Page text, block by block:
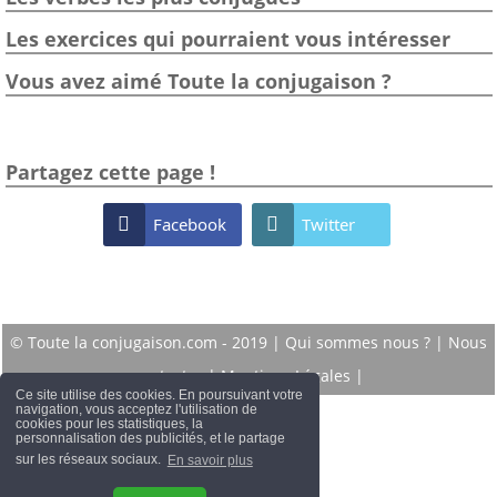
Ce site utilise des cookies. En poursuivant votre
navigation, vous acceptez l'utilisation de
cookies pour les statistiques, la
personnalisation des publicités, et le partage
sur les réseaux sociaux. En savoir plus
Les exercices qui pourraient vous intéresser
Vous avez aimé Toute la conjugaison ?
Partagez cette page !
 Facebook  Twitter
© Toute la conjugaison.com - 2019 | Qui sommes nous ? | Nous
contacter|Mentions Légales |